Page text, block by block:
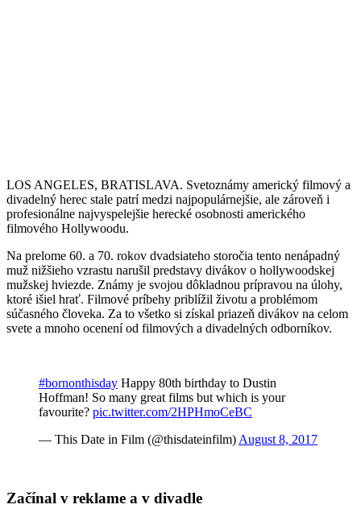
LOS ANGELES, BRATISLAVA. Svetoznámy americký filmový a
divadelný herec stale patrí medzi najpopulárnejšie, ale zároveň i
profesionálne najvyspelejšie herecké osobnosti amerického
filmového Hollywoodu.
Na prelome 60. a 70. rokov dvadsiateho storočia tento nenápadný
muž nižšieho vzrastu narušil predstavy divákov o hollywoodskej
mužskej hviezde. Známy je svojou dôkladnou prípravou na úlohy,
ktoré išiel hrať. Filmové príbehy priblížil životu a problémom
súčasného človeka. Za to všetko si získal priazeň divákov na celom
svete a mnoho ocenení od filmových a divadelných odborníkov.
#bornonthisday Happy 80th birthday to Dustin
Hoffman! So many great films but which is your
favourite? pic.twitter.com/2HPHmoCeBC
— This Date in Film (@thisdateinfilm) August 8, 2017
Začínal v reklame a v divadle